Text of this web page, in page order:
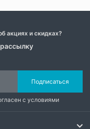
акциях и скидках?
Подписаться
с условиями